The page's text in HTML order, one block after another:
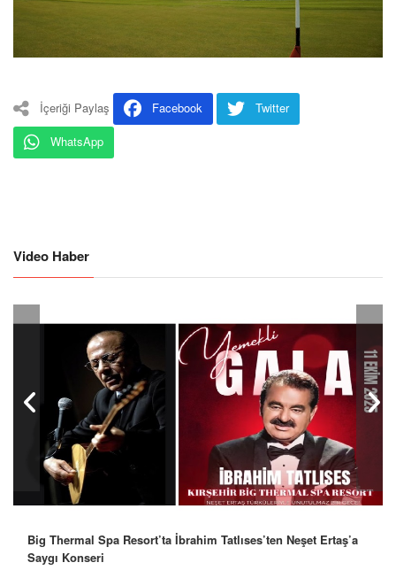
İçeriği Paylaş Facebook
Twitter
WhatsApp
Video Haber
Big Thermal Spa Resort’ta İbrahim Tatlıses’ten Neşet Ertaş’a
Saygı Konseri
Robbie Williams’tan İstanbul’a Mesaj: “Unutulmaz Bir Gece
Olacak”